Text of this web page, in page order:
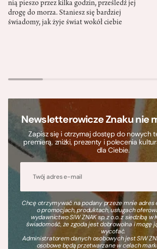
nią pieszo przez kilka godzin, prześledź jej
drogę do morza. Staniesz się bardziej
świadomy, jak żyje świat wokół ciebie
Newsletterowicze Znaku nie
Zapisz się i otrzymaj dostęp do nowych
premierą, zniżki, prezenty i polecenia
dla Ciebie.
Chcę otrzymywać na podany przeze mnie
o promocjach, produktach, usługach
wydawnictwo SIW ZNAK sp. z o.o. z siedzibą w
świadomość, że zgoda jest dobrowolna i mogę
wycofać.
Administratorem danych osobowych jest SIW
osobowe będą przetwarzane w celach